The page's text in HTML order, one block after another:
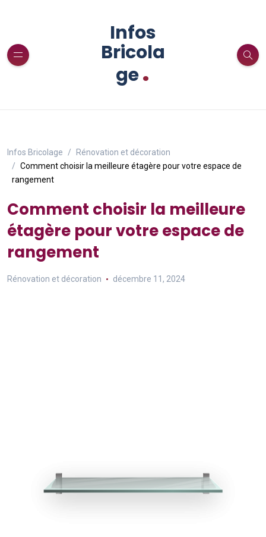
Infos
Bricola
ge.
Infos Bricolage
Rénovation et décoration
Comment choisir la meilleure étagère pour votre espace de
rangement
Comment choisir la meilleure
étagère pour votre espace de
rangement
Rénovation et décoration décembre 11, 2024